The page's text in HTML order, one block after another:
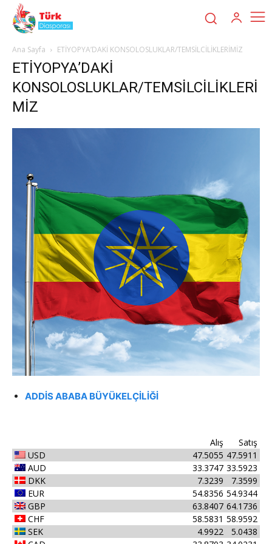
Ana Sayfa ETİYOPYA’DAKİ KONSOLOSLUKLAR/TEMSİLCİLİKLERİMİZ
ETİYOPYA’DAKİ
KONSOLOSLUKLAR/TEMSİLCİLİKLERİ
MİZ
ADDİS ABABA BÜYÜKELÇİLİĞİ
Satış
Alış
USD
47.5911
47.5055
AUD
33.5923
33.3747
DKK
7.3599
7.3239
EUR
54.9344
54.8356
GBP
64.1736
63.8407
CHF
58.9592
58.5831
SEK
5.0438
4.9922